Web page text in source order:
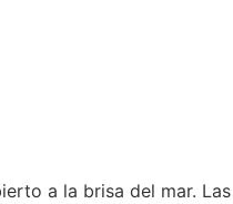
a la brisa del mar.